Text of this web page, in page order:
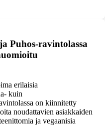
Puhos-ravintolassa
erilaisia
kuin
on kiinnitetty
noudattavien asiakkaiden
ja vegaanisia